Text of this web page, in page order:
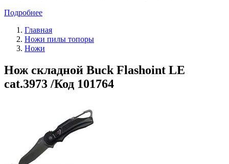
Подробнее
Главная
Ножи пилы топоры
Ножи
Hож складной Buck Flashoint LE
cat.3973 /Код 101764